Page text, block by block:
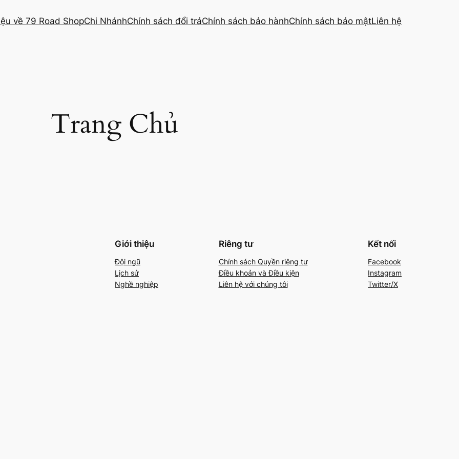
về 79 Road ShopChi NhánhChính sách đổi trảChính sách bảo hànhChính sách bảo mậtLiên hệ
Trang Chủ
Giới thiệu
Đội ngũ
Lịch sử
Nghề nghiệp
Riêng tư
Chính sách Quyền riêng tư
Điều khoản và Điều kiện
Liên hệ với chúng tôi
Kết nối
Facebook
Instagram
Twitter/X